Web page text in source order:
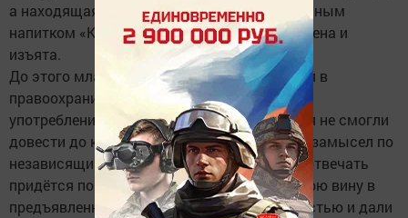
а находящаяся при нём бутылка с алкогольным
напитком «Капитан Морган», была обнаружена и
изъята.
До этого младший из друзей уже попадался в
правоохранительные органы за хранение и
употребление наркотиков. В этот раз друзья не смогли
довести до конца совместный преступный замысел по
независящим от них обстоятельствам. Но отвечать
придётся по всей строгости закона. Оба свою вину в
предъявленном обвинении признали полностью и дали